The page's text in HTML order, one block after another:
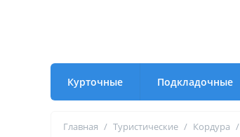
Курточные Подкладочные
Главная / Туристические / Кордура /